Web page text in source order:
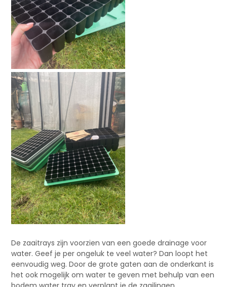
De zaaitrays zijn voorzien van een goede drainage voor
water. Geef je per ongeluk te veel water? Dan loopt het
eenvoudig weg. Door de grote gaten aan de onderkant is
het ook mogelijk om water te geven met behulp van een